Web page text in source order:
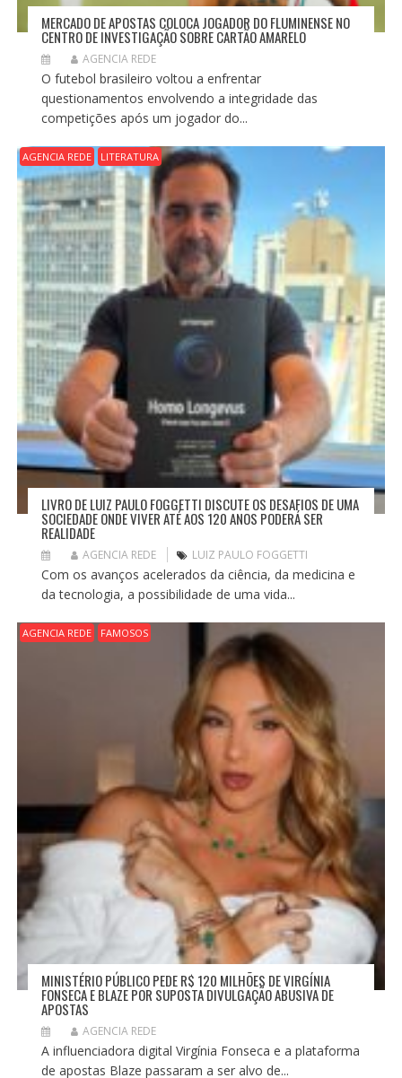
MERCADO DE APOSTAS COLOCA JOGADOR DO FLUMINENSE NO
CENTRO DE INVESTIGAÇÃO SOBRE CARTÃO AMARELO
AGENCIA REDE
O futebol brasileiro voltou a enfrentar
questionamentos envolvendo a integridade das
competições após um jogador do...
AGENCIA REDE LITERATURA
LIVRO DE LUIZ PAULO FOGGETTI DISCUTE OS DESAFIOS DE UMA
SOCIEDADE ONDE VIVER ATÉ AOS 120 ANOS PODERÁ SER
REALIDADE
AGENCIA REDE LUIZ PAULO FOGGETTI
Com os avanços acelerados da ciência, da medicina e
da tecnologia, a possibilidade de uma vida...
AGENCIA REDE FAMOSOS
MINISTÉRIO PÚBLICO PEDE R$ 120 MILHÕES DE VIRGÍNIA
FONSECA E BLAZE POR SUPOSTA DIVULGAÇÃO ABUSIVA DE
APOSTAS
AGENCIA REDE
A influenciadora digital Virgínia Fonseca e a plataforma
de apostas Blaze passaram a ser alvo de...